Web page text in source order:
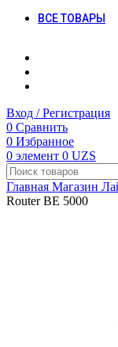
ВСЕ ТОВАРЫ
Вход / Регистрация
0 Сравнить
0 Избранное
0 элемент 0 UZS
Главная Магазин
Router BE 5000